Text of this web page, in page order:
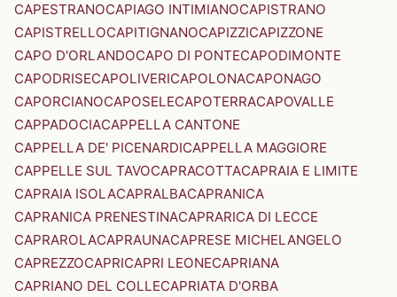
CAPESTRANOCAPIAGO INTIMIANOCAPISTRANO
CAPISTRELLOCAPITIGNANOCAPIZZICAPIZZONE
CAPO D'ORLANDOCAPO DI PONTECAPODIMONTE
CAPODRISECAPOLIVERICAPOLONACAPONAGO
CAPORCIANOCAPOSELECAPOTERRACAPOVALLE
CAPPADOCIACAPPELLA CANTONE
CAPPELLA DE' PICENARDICAPPELLA MAGGIORE
CAPPELLE SUL TAVOCAPRACOTTACAPRAIA E LIMITE
CAPRAIA ISOLACAPRALBACAPRANICA
CAPRANICA PRENESTINACAPRARICA DI LECCE
CAPRAROLACAPRAUNACAPRESE MICHELANGELO
CAPREZZOCAPRICAPRI LEONECAPRIANA
CAPRIANO DEL COLLECAPRIATA D'ORBA